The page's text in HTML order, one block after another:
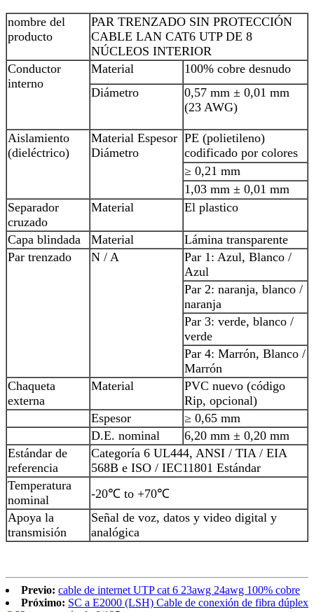
nombre del
producto
PAR TRENZADO SIN PROTECCIÓN
CABLE LAN CAT6 UTP DE 8
NÚCLEOS INTERIOR
Conductor
interno
Material
100% cobre desnudo
Diámetro
0,57 mm ± 0,01 mm
(23 AWG)
Aislamiento
(dieléctrico)
Material Espesor
Diámetro
PE (polietileno)
codificado por colores
≥ 0,21 mm
1,03 mm ± 0,01 mm
Separador
cruzado
Material El plastico
Capa blindada Material
Lámina transparente
Par trenzado
N / A
Par 1: Azul, Blanco /
Azul
Par 2: naranja, blanco /
naranja
Par 3: verde, blanco /
verde
Par 4: Marrón, Blanco /
Marrón
Chaqueta
externa
Material
PVC nuevo (código
Rip, opcional)
Espesor
≥ 0,65 mm
D.E. nominal
6,20 mm ± 0,20 mm
Estándar de
referencia
Categoría 6 UL444, ANSI / TIA / EIA
568B e ISO / IEC11801 Estándar
Temperatura
nominal
-20℃ to +70℃
Apoya la
transmisión
Señal de voz, datos y video digital y
analógica
Previo: cable de internet UTP cat 6 23awg 24awg 100% cobre
Próximo: SC a E2000 (LSH) Cable de conexión de fibra dúplex